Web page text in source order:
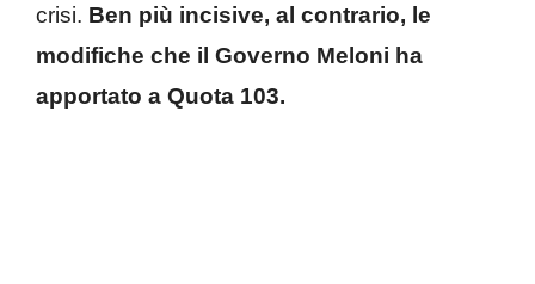
crisi. Ben più incisive, al contrario, le
modifiche che il Governo Meloni ha
apportato a Quota 103.